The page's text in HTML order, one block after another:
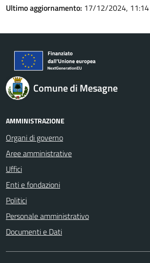
Ultimo aggiornamento: 17/12/2024, 11:14
Comune di Mesagne
AMMINISTRAZIONE
Organi di governo
Aree amministrative
Uffici
Enti e fondazioni
Politici
Personale amministrativo
Documenti e Dati